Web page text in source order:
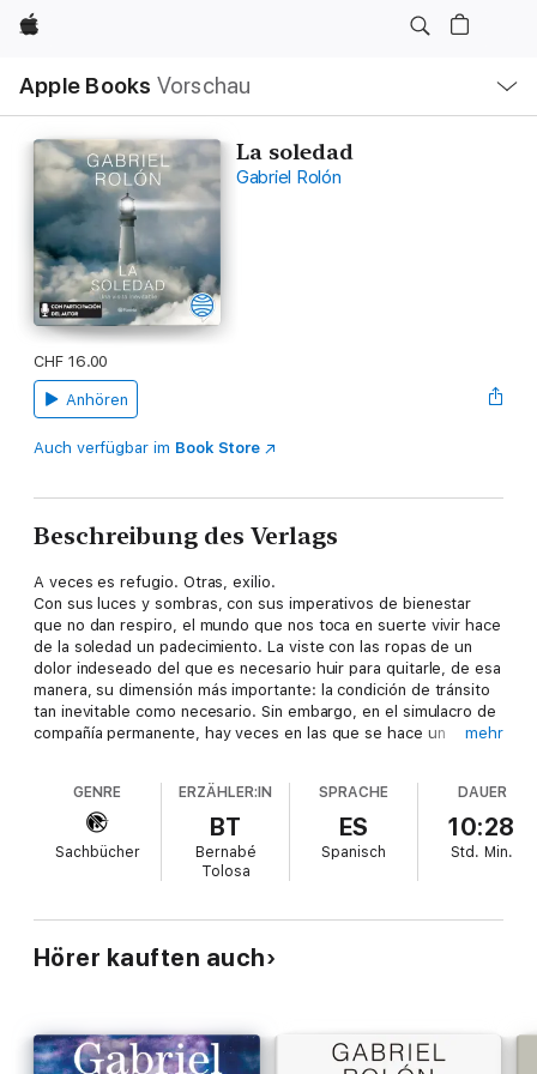
Apple
Apple Books Vorschau
Navigation
Menü
öffnen
La soledad
Gabriel Rolón
CHF 16.00
Anhören
Auch verfügbar im Book Store
Beschreibung des Verlags
A veces es refugio. Otras, exilio.
Con sus luces y sombras, con sus imperativos de bienestar
que no dan respiro, el mundo que nos toca en suerte vivir hace
de la soledad un padecimiento. La viste con las ropas de un
dolor indeseado del que es necesario huir para quitarle, de esa
manera, su dimensión más importante: la condición de tránsito
tan inevitable como necesario. Sin embargo, en el simulacro de
compañía permanente, hay veces en las que se hace un
Esa es la voz que rescata Gabriel Rolón en su nuevo libro. Un
trabajo que, como es ya habitual en uno de los pensadores
argentinos más destacados de las últimas décadas, recurre al
Psicoanálisis, a la filosofía y al arte para poner en duda lo dado
nuevas visitas que llegan a estas páginas –de Kakfa a Byron,
pasando por Atahualpa Yupanqui, Mary Shelley, Melanie Klein,
Victor Frankl, Gustav Mahler, Cynthia Wila, Gabriel García
Y es ahí entonces que La soledad se vuelve un libro orgánico e
mehr
GENRE
Sachbücher
ERZÄHLER:IN
BT
Bernabé
Tolosa
SPRACHE
ES
Spanisch
DAUER
10:28
Std. Min.
Hörer kauften auch